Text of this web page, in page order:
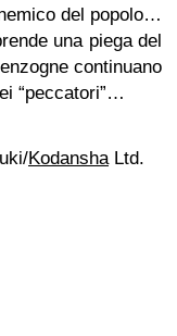
del popolo…
una piega del
continuano
“peccatori”…
KodanshaLtd.